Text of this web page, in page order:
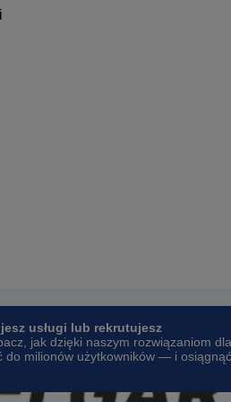
usługi lub rekrutujesz
jak dzięki naszym rozwiązaniom dla
do milionów użytkowników — i osiągnąć